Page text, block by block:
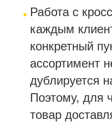
Работа с
каждым
конкретный
ассортимент
дублируется
Поэтому, для
товар